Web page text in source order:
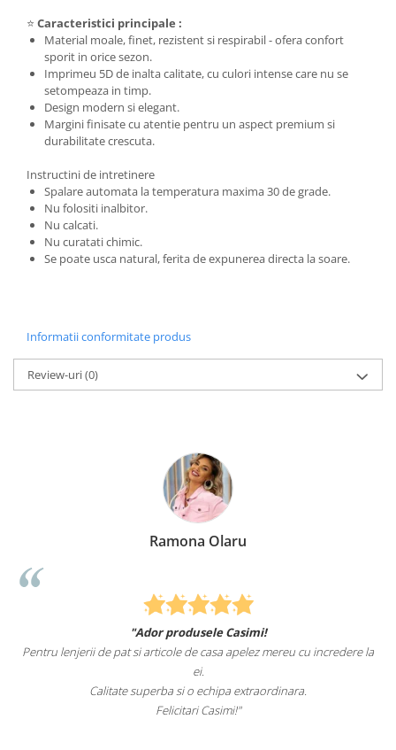
⭐ Caracteristici principale :
Material moale, finet, rezistent si respirabil - ofera confort
sporit in orice sezon.
Imprimeu 5D de inalta calitate, cu culori intense care nu se
setompeaza in timp.
Design modern si elegant.
Margini finisate cu atentie pentru un aspect premium si
durabilitate crescuta.
Instructini de intretinere
Spalare automata la temperatura maxima 30 de grade.
Nu folositi inalbitor.
Nu calcati.
Nu curatati chimic.
Se poate usca natural, ferita de expunerea directa la soare.
Informatii conformitate produs
Review-uri(0)
Ramona Olaru
"Ador produsele Casimi!
Pentru lenjerii de pat si articole de casa apelez mereu cu incredere la
ei.
Calitate superba si o echipa extraordinara.
Felicitari Casimi!"